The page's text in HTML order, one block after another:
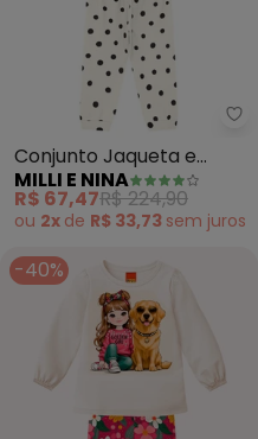
Conjunto Jaqueta e
Calça em Poá Sofisticado
(Bege)
MILLI E NINA
R$ 67,47R$ 224,90
ou 2x de R$ 33,73 sem juros
-40%